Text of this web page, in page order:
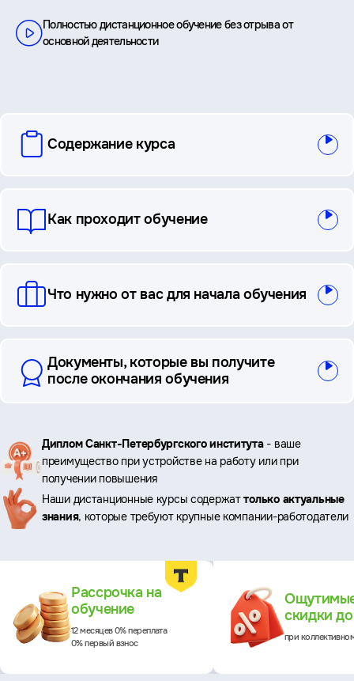
Полностью дистанционное обучение без отрыва от
основной деятельности
вопросы
Содержание курса
Как проходит обучение
Что нужно от вас для начала обучения
Документы, которые вы получите
после окончания обучения
Ключевые
преимущества
Диплом Санкт-Петербургского института- ваше
преимущество при устройстве на работу или при
получении повышения
Наши дистанционные курсы содержаттолько актуальные
знания, которые требуют крупные компании-работодатели
Рассрочка на
обучение
12 месяцев 0% переплата
0% первый взнос
скидки
при